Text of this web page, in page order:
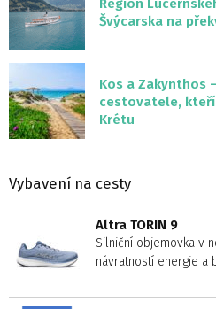
Region
Švýcarska na
Kos a Zakynthos
cestovatele,
Krétu
Vybavení na cesty
Altra TORIN 9
Silniční objemovka v
návratností energie a